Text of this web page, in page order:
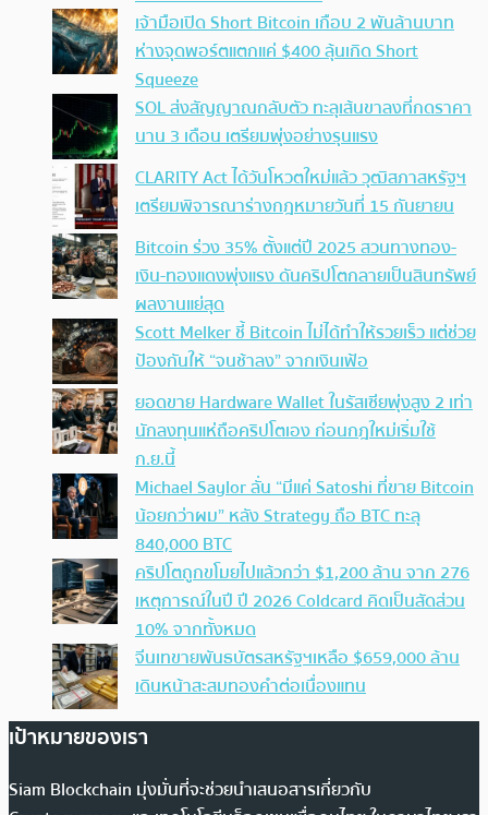
เจ้ามือเปิด Short Bitcoin เกือบ 2 พันล้านบาท
ห่างจุดพอร์ตแตกแค่ $400 ลุ้นเกิด Short
Squeeze
SOL ส่งสัญญาณกลับตัว ทะลุเส้นขาลงที่กดราคา
นาน 3 เดือน เตรียมพุ่งอย่างรุนแรง
CLARITY Act ได้วันโหวตใหม่แล้ว วุฒิสภาสหรัฐฯ
เตรียมพิจารณาร่างกฎหมายวันที่ 15 กันยายน
Bitcoin ร่วง 35% ตั้งแต่ปี 2025 สวนทางทอง-
เงิน-ทองแดงพุ่งแรง ดันคริปโตกลายเป็นสินทรัพย์
ผลงานแย่สุด
Scott Melker ชี้ Bitcoin ไม่ได้ทำให้รวยเร็ว แต่ช่วย
ป้องกันให้ “จนช้าลง” จากเงินเฟ้อ
ยอดขาย Hardware Wallet ในรัสเซียพุ่งสูง 2 เท่า
นักลงทุนแห่ถือคริปโตเอง ก่อนกฎใหม่เริ่มใช้
ก.ย.นี้
Michael Saylor ลั่น “มีแค่ Satoshi ที่ขาย Bitcoin
น้อยกว่าผม” หลัง Strategy ถือ BTC ทะลุ
840,000 BTC
คริปโตถูกขโมยไปแล้วกว่า $1,200 ล้าน จาก 276
เหตุการณ์ในปี ปี 2026 Coldcard คิดเป็นสัดส่วน
10% จากทั้งหมด
จีนเทขายพันธบัตรสหรัฐฯเหลือ $659,000 ล้าน
เดินหน้าสะสมทองคำต่อเนื่องแทน
เป้าหมายของเรา
Siam Blockchain มุ่งมั่นที่จะช่วยนำเสนอสารเกี่ยวกับ